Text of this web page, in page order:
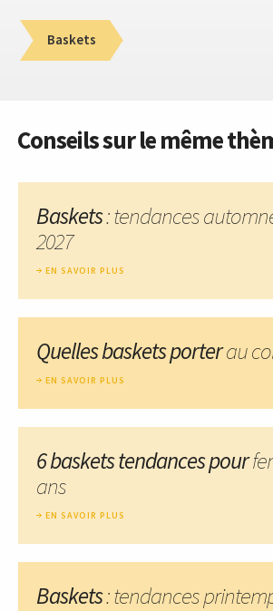
Baskets
Conseils sur le même
Baskets: tendances
2027
EN SAVOIR PLUS
Quelles baskets porterau
EN SAVOIR PLUS
6 baskets tendances pour
ans
EN SAVOIR PLUS
Baskets: tendances